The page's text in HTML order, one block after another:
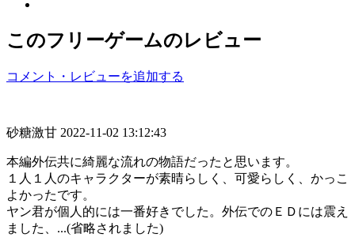
このフリーゲームのレビュー
コメント・レビューを追加する
砂糖激甘 2022-11-02 13:12:43
本編外伝共に綺麗な流れの物語だったと思います。
１人１人のキャラクターが素晴らしく、可愛らしく、かっこ
よかったです。
ヤン君が個人的には一番好きでした。外伝でのＥＤには震え
ました、...(省略されました)